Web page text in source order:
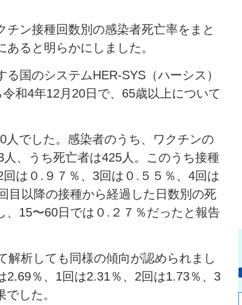
ン接種回数別の感染者死亡率をまと
ると明らかにしました。
国のシステムHER-SYS（ハーシス）
和4年12月20日で、65歳以上について
でした。感染者のうち、ワクチンの
、うち死亡者は425人。このうち接種
は０.９７％、3回は０.５５％、4回は
以降の接種から経過した日数別の死
15〜60日では０.２７％だったと報告
解析しても同様の傾向が認められまし
2.69％、1回は2.31％、2回は1.73％、3
した。